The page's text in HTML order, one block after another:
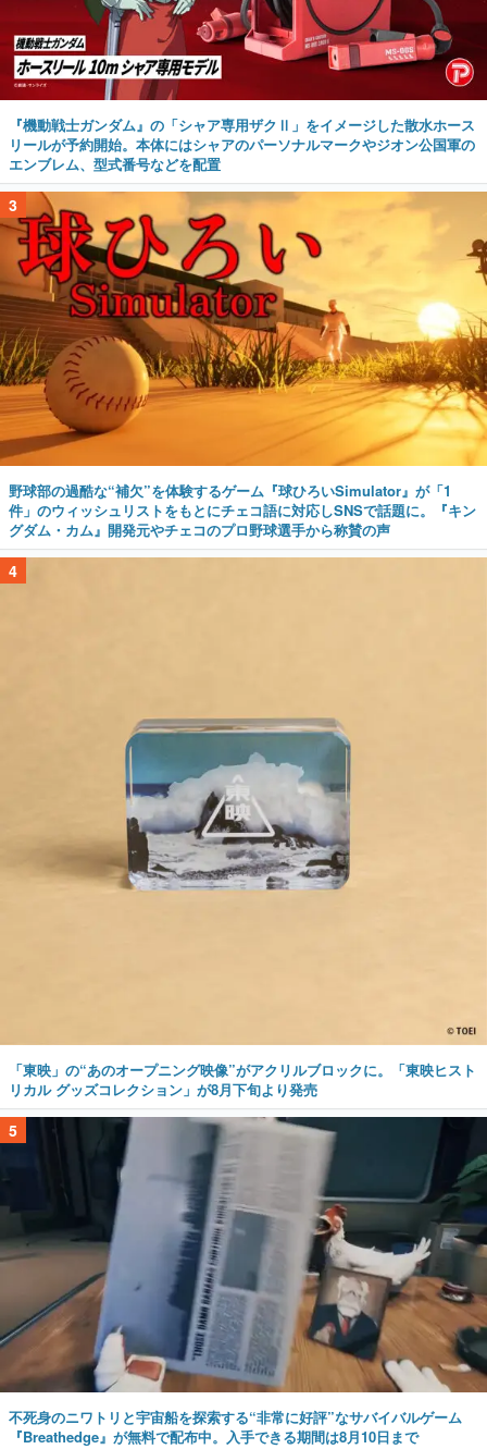
『機動戦士ガンダム』の「シャア専用ザクⅡ」をイメージした散水ホース
リールが予約開始。本体にはシャアのパーソナルマークやジオン公国軍の
エンブレム、型式番号などを配置
3
野球部の過酷な“補欠”を体験するゲーム『球ひろいSimulator』が「1
件」のウィッシュリストをもとにチェコ語に対応しSNSで話題に。『キン
グダム・カム』開発元やチェコのプロ野球選手から称賛の声
4
「東映」の“あのオープニング映像”がアクリルブロックに。「東映ヒスト
リカル グッズコレクション」が8月下旬より発売
5
不死身のニワトリと宇宙船を探索する“非常に好評”なサバイバルゲーム
『Breathedge』が無料で配布中。入手できる期間は8月10日まで